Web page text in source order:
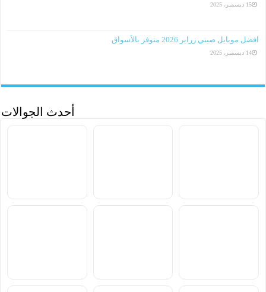
15 ديسمبر، 2025
افضل موبايل صيني زراير 2026 متوفر بالأسواق
14 ديسمبر، 2025
أحدث الجوالات